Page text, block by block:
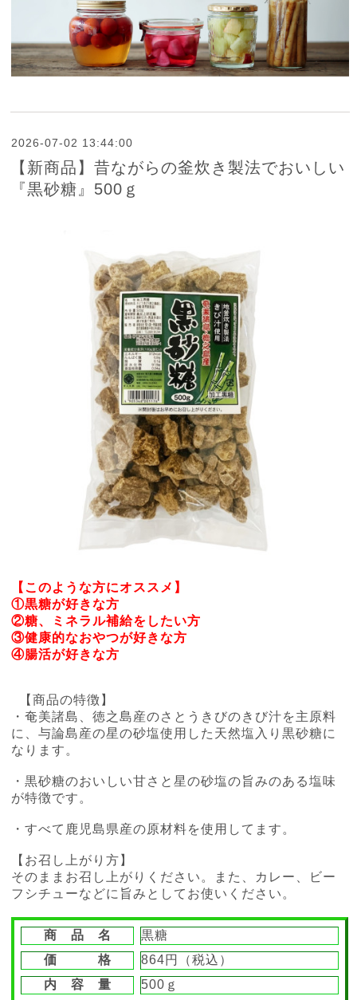
2026-07-02 13:44:00
【新商品】昔ながらの釜炊き製法でおいしい
『黒砂糖』500ｇ
【このような方にオススメ】
①黒糖が好きな方
②糖、ミネラル補給をしたい方
③健康的なおやつが好きな方
④腸活が好きな方
【商品の特徴】
・奄美諸島、徳之島産のさとうきびのきび汁を主原料
に、与論島産の星の砂塩使用した天然塩入り黒砂糖に
なります。
・黒砂糖のおいしい甘さと星の砂塩の旨みのある塩味
が特徴です。
・すべて鹿児島県産の原材料を使用してます。
【お召し上がり方】
そのままお召し上がりください。また、カレー、ビー
フシチューなどに旨みとしてお使いください。
商 品 名
黒糖
価 格
864円（税込）
内 容 量
500ｇ